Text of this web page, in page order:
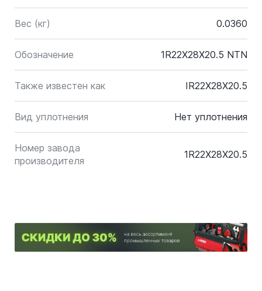
Вес (кг) 0.0360
Обозначение 1R22X28X20.5 NTN
Также известен как IR22X28X20.5
Вид уплотнения Нет уплотнения
Номер завода
производителя
1R22X28X20.5